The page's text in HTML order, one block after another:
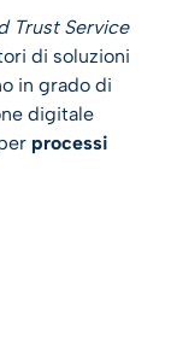
Trust Service
di soluzioni
in grado di
digitale
processi